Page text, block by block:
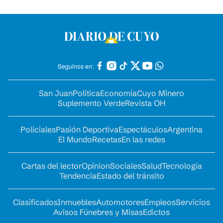
Seguinos en:
San JuanPolíticaEconomíaCuyo Minero
Suplemento VerdeRevista OH
PolicialesPasión DeportivaEspectáculosArgentina
El MundoRecetasEn las redes
Cartas del lectorOpinionSocialesSaludTecnología
TendenciaEstado del tránsito
ClasificadosInmueblesAutomotoresEmpleosServicios
Avisos Fúnebres y MisasEdictos